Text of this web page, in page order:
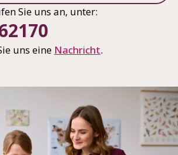
Sie uns an, unter:
uns eine Nachricht